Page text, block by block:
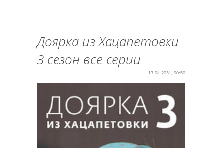
Доярка из Хацапетовки
3 сезон все серии
13.04.2024, 00:50